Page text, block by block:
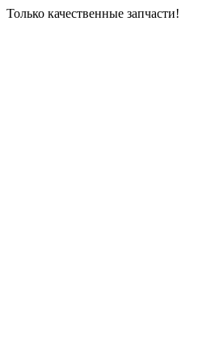
Только качественные запчасти!